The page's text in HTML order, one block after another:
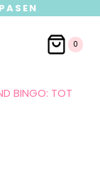
0
BINGO: TOT